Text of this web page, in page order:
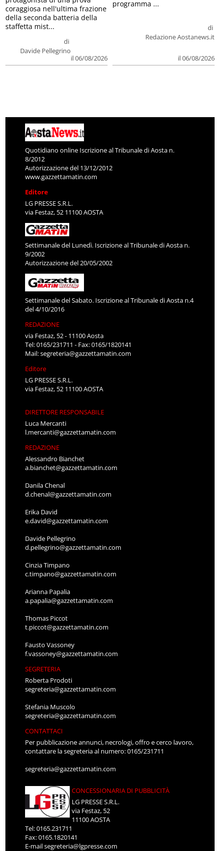
di
Davide Pellegrino
il 06/08/2026
coraggiosa nell'ultima frazione
della seconda batteria della
staffetta mist...
di
Redazione Aostanews.it
il 06/08/2026
programma ...
Quotidiano online Iscrizione al Tribunale di Aosta n.
8/2012
Autorizzazione del 13/12/2012
www.gazzettamatin.com
Editore
LG PRESSE S.R.L.
via Festaz, 52 11100 AOSTA
Settimanale del Lunedì. Iscrizione al Tribunale di Aosta n.
9/2002
Autorizzazione del 20/05/2002
Settimanale del Sabato. Iscrizione al Tribunale di Aosta n.4
del 4/10/2016
REDAZIONE
via Festaz, 52 - 11100 Aosta
Tel: 0165/231711 - Fax: 0165/1820141
Mail:segreteria@gazzettamatin.com
Editore
LG PRESSE S.R.L.
via Festaz, 52 11100 AOSTA
DIRETTORE RESPONSABILE
Luca Mercanti
l.mercanti@gazzettamatin.com
REDAZIONE
Alessandro Bianchet
a.bianchet@gazzettamatin.com
Danila Chenal
d.chenal@gazzettamatin.com
Erika David
e.david@gazzettamatin.com
Davide Pellegrino
d.pellegrino@gazzettamatin.com
Cinzia Timpano
c.timpano@gazzettamatin.com
Arianna Papalia
a.papalia@gazzettamatin.com
Thomas Piccot
t.piccot@gazzettamatin.com
Fausto Vassoney
f.vassoney@gazzettamatin.com
SEGRETERIA
Roberta Prodoti
segreteria@gazzettamatin.com
Stefania Muscolo
segreteria@gazzettamatin.com
CONTATTACI
Per pubblicazione annunci, necrologi, offro e cerco lavoro,
contattare la segreteria al numero: 0165/231711
segreteria@gazzettamatin.com
CONCESSIONARIA DI PUBBLICITÀ
LG PRESSE S.R.L.
via Festaz, 52
11100 AOSTA
Tel: 0165.231711
Fax: 0165.1820141
E-mailsegreteria@lgpresse.com